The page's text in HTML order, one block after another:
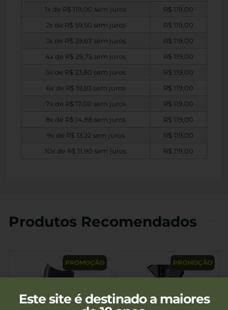
1x de R$ 119,00 sem juros R$ 119,00
2x de R$ 59,50 sem juros R$ 119,00
3x de R$ 39,67 sem juros R$ 119,00
4x de R$ 29,75 sem juros R$ 119,00
5x de R$ 23,80 sem juros R$ 119,00
6x de R$ 19,83sem juros R$ 119,00
7x de R$ 17,00 sem juros R$ 119,00
8x de R$ 14,88sem juros R$ 119,00
9x de R$ 13,22 sem juros R$ 119,00
10x de R$ 11,90 sem juros R$ 119,00
Produtos Recomendados
PROMOÇÃO PROMOÇÃO
Este site é destinado a maiores